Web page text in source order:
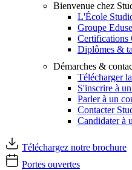
Bienvenue chez
L'École
Groupe
Certifications
Diplômes &
Démarches &
Télécharger
S'inscrire à
Parler à un
Contacter
Candidater à
Téléchargez notre brochure
Portes ouvertes